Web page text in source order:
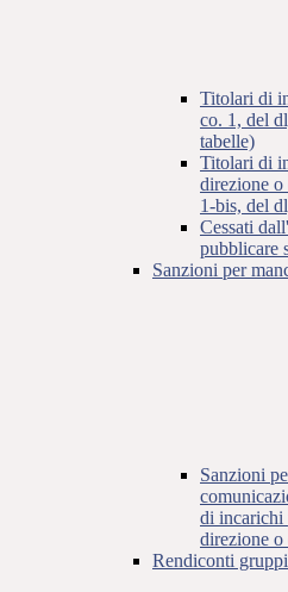
Titolari di
co. 1, del
tabelle)
Titolari di
direzione
1-bis, del
Cessati
pubblicare
Sanzioni per
Sanzioni
di incarichi
direzione
Rendiconti